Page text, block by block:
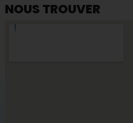
NOUS TROUVER